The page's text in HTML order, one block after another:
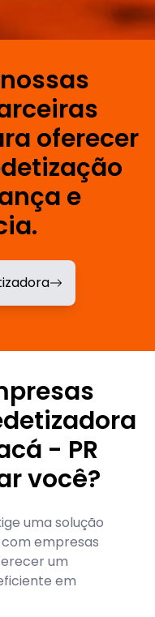
oferecer
e
- PR
você?
uma solução
empresas
um
em